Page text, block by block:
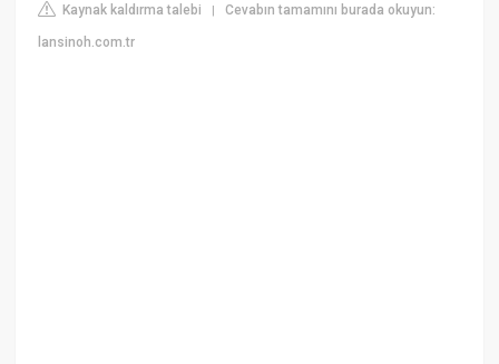
Kaynak kaldırma talebi |Cevabın tamamını burada okuyun:
lansinoh.com.tr